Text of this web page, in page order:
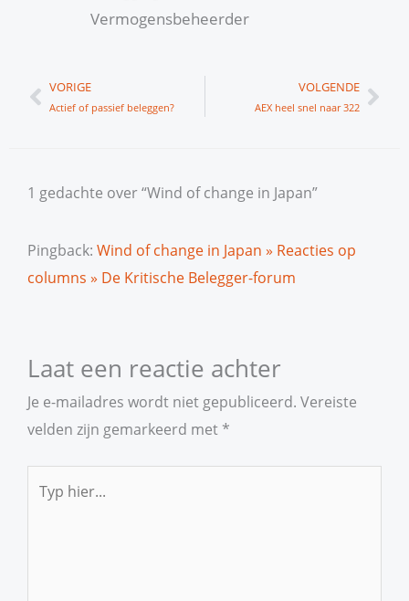
Vermogensbeheerder
Vorige
VORIGE
Actief of passief beleggen?
VOLGENDE
AEX heel snel naar 322
1 gedachte over “Wind of change in Japan”
Pingback: Wind of change in Japan » Reacties op
columns » De Kritische Belegger-forum
Laat een reactie achter
Je e-mailadres wordt niet gepubliceerd. Vereiste
velden zijn gemarkeerd met *
hier...